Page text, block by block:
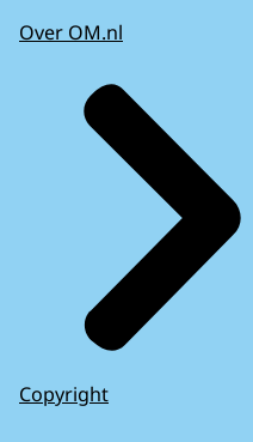
Over OM.nl
Copyright